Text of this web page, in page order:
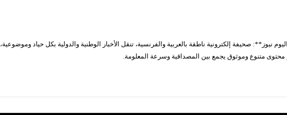
نيوز**: صحيفة إلكترونية ناطقة بالعربية والفرنسية، تنقل الأخبار الوطنية والدولية بكل حياد وموضوعية،
متنوع وموثوق يجمع بين المصداقية وسرعة المعلومة.